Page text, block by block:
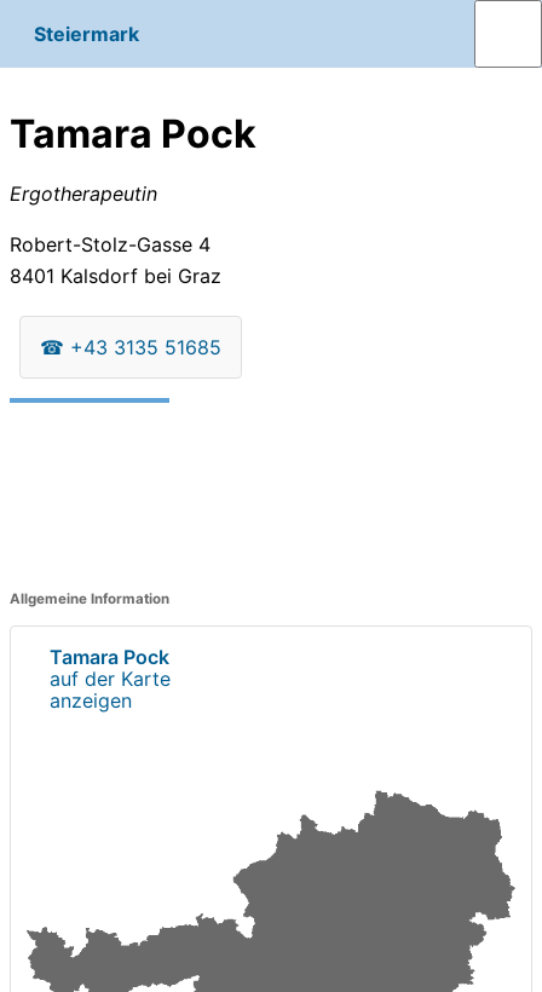
Steiermark
Tamara Pock
Ergotherapeutin
Robert-Stolz-Gasse 4
8401 Kalsdorf bei Graz
☎ +43 3135 51685
Allgemeine Information
Tamara Pock
auf der Karte
anzeigen